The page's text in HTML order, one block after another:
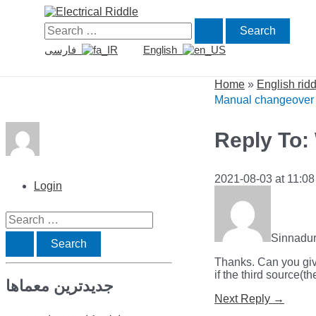
Search
for:
English
Login
S
a
rجدیدترین معماها
Home » English
Manual
Reply
2021-08-03 at
Thanks. Can you
if the third
Post
Next Reply →